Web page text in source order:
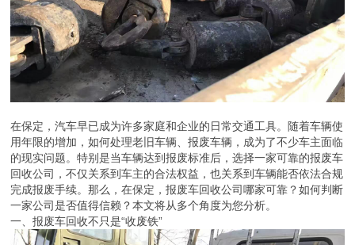
在保定，汽车早已成为许多家庭和企业的日常交通工具。随着车辆使
用年限的增加，如何处理老旧车辆、报废车辆，成为了不少车主面临
的现实问题。特别是当车辆达到报废标准后，选择一家可靠的报废车
回收公司，不仅关系到车主的合法权益，也关系到车辆能否依法合规
完成报废手续。那么，在保定，报废车回收公司哪家可靠？如何判断
一家公司是否值得信赖？本文将从多个角度为您分析。
一、报废车回收不只是“收废铁”